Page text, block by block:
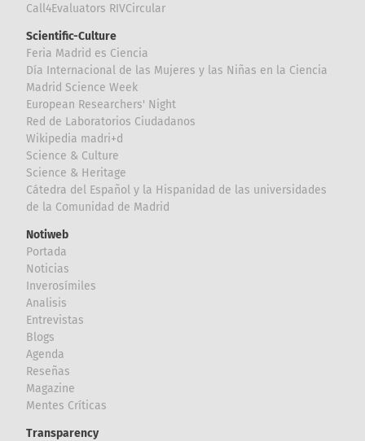
Call4Evaluators RIVCircular
Scientific-Culture
Feria Madrid es Ciencia
Día Internacional de las Mujeres y las Niñas en la Ciencia
Madrid Science Week
European Researchers' Night
Red de Laboratorios Ciudadanos
Wikipedia madri+d
Science & Culture
Science & Heritage
Cátedra del Español y la Hispanidad de las universidades
de la Comunidad de Madrid
Notiweb
Portada
Noticias
Inverosímiles
Analisis
Entrevistas
Blogs
Agenda
Reseñas
Magazine
Mentes Críticas
Transparency